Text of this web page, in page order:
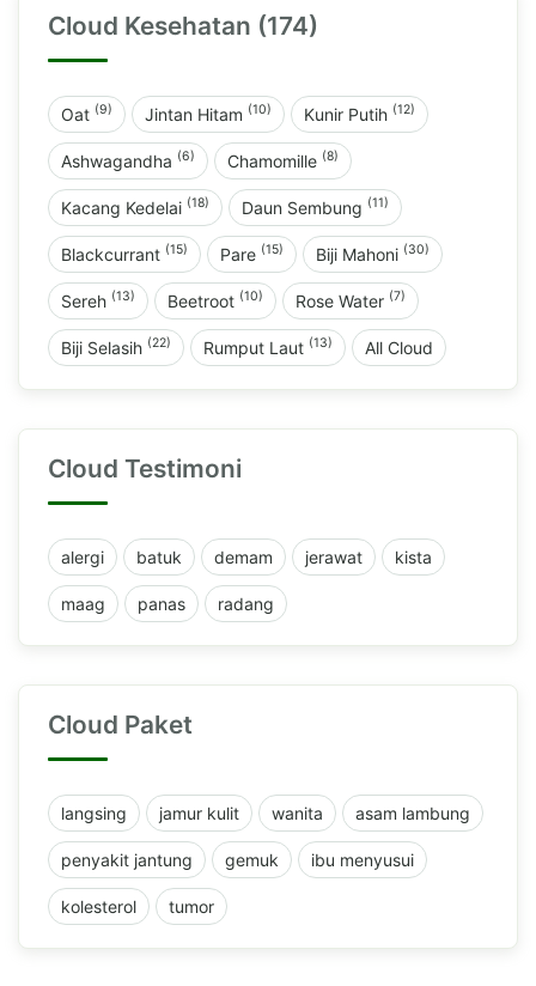
Cloud Kesehatan (174)
Oat (9) Jintan Hitam (10) Kunir Putih (12)
Ashwagandha (6) Chamomille (8)
Kacang Kedelai (18) Daun Sembung (11)
Blackcurrant (15) Pare (15) Biji Mahoni (30)
Sereh (13) Beetroot (10) Rose Water (7)
Biji Selasih (22) Rumput Laut (13) All Cloud
Cloud Testimoni
alergi batuk demam jerawat kista
maag panas radang
Cloud Paket
langsing jamur kulit wanita asam lambung
penyakit jantung gemuk ibu menyusui
kolesterol tumor